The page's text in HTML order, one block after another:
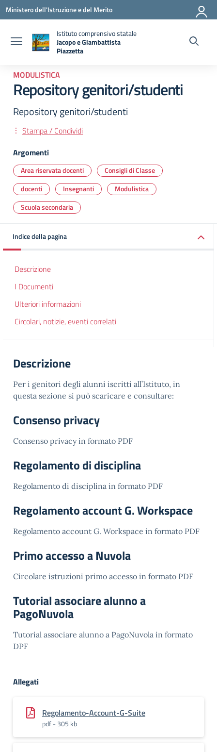
Vai ai contenuti
Vai al menu di navigazione
Vai al footer
Ministero dell'Istruzione e del Merito
Istituto comprensivo statale
Jacopo e Giambattista
Piazzetta
MODULISTICA
Repository genitori/studenti
Repository genitori/studenti
Stampa / Condividi
Argomenti
Area riservata docenti
Consigli di Classe
docenti
Insegnanti
Modulistica
Scuola secondaria
Indice della pagina
Descrizione
I Documenti
Ulteriori informazioni
Circolari, notizie, eventi correlati
Descrizione
Per i genitori degli alunni iscritti all’Istituto, in
questa sezione si può scaricare e consultare:
Consenso privacy
Consenso privacy in formato PDF
Regolamento di disciplina
Regolamento di disciplina in formato PDF
Regolamento account G. Workspace
Regolamento account G. Workspace in formato PDF
Primo accesso a Nuvola
Circolare istruzioni primo accesso in formato PDF
Tutorial associare alunno a
PagoNuvola
Tutorial associare alunno a PagoNuvola in formato
DPF
Allegati
Regolamento-Account-G-Suite
pdf - 305 kb